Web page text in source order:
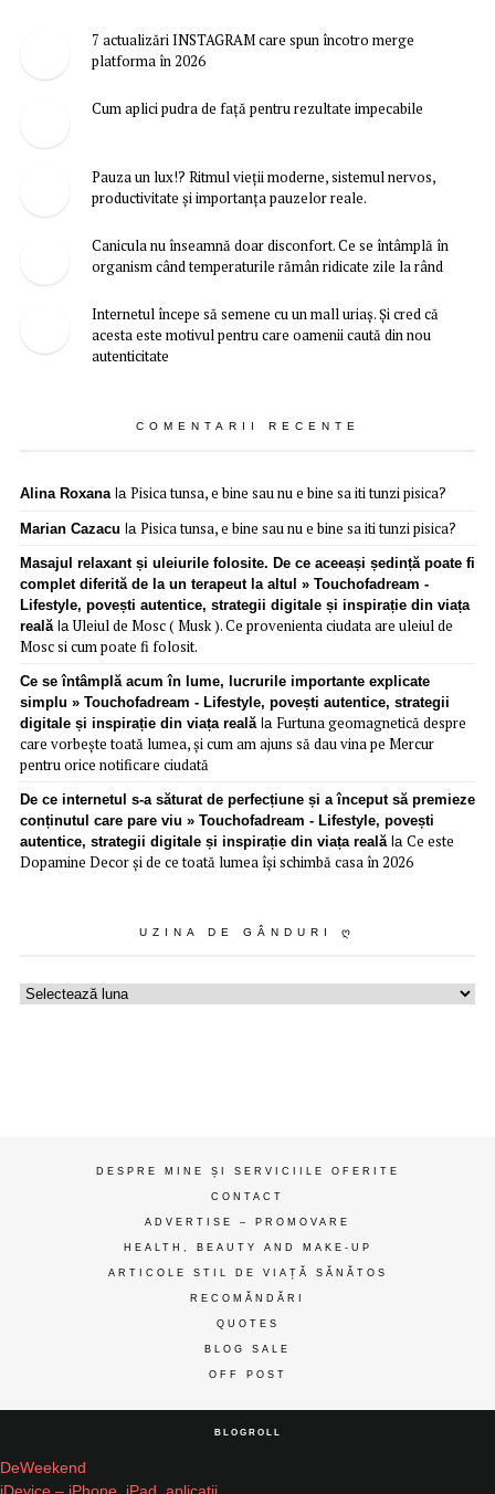
7 actualizări INSTAGRAM care spun încotro merge
platforma în 2026
Cum aplici pudra de față pentru rezultate impecabile
Pauza un lux!? Ritmul vieții moderne, sistemul nervos,
productivitate și importanța pauzelor reale.
Canicula nu înseamnă doar disconfort. Ce se întâmplă în
organism când temperaturile rămân ridicate zile la rând
Internetul începe să semene cu un mall uriaș. Și cred că
acesta este motivul pentru care oamenii caută din nou
autenticitate
COMENTARII RECENTE
Alina Roxanala Pisica tunsa, e bine sau nu e bine sa iti tunzi pisica?
Marian Cazacu la Pisica tunsa, e bine sau nu e bine sa iti tunzi pisica?
Masajul relaxant și uleiurile folosite. De ce aceeași ședință poate fi
complet diferită de la un terapeut la altul » Touchofadream -
Lifestyle, povești autentice, strategii digitale și inspirație din viața
realălaUleiul de Mosc ( Musk ). Ce provenienta ciudata are uleiul de
Mosc si cum poate fi folosit.
Ce se întâmplă acum în lume, lucrurile importante explicate
simplu » Touchofadream - Lifestyle, povești autentice, strategii
digitale și inspirație din viața realăla Furtuna geomagnetică despre
care vorbește toată lumea, și cum am ajuns să dau vina pe Mercur
pentru orice notificare ciudată
De ce internetul s-a săturat de perfecțiune și a început să premieze
conținutul care pare viu » Touchofadream - Lifestyle, povești
autentice, strategii digitale și inspirație din viața realăla Ce este
Dopamine Decor și de ce toată lumea își schimbă casa în 2026
UZINA DE GÂNDURI Ღ
Uzina
DESPRE MINE ȘI SERVICIILE OFERITE
CONTACT
ADVERTISE – PROMOVARE
HEALTH, BEAUTY AND MAKE-UP
ARTICOLE STIL DE VIAȚĂ SĂNĂTOS
RECOMĂNDĂRI
QUOTES
BLOG SALE
OFF POST
BLOGROLL
DeWeekend
iDevice – iPhone, iPad, aplicatii